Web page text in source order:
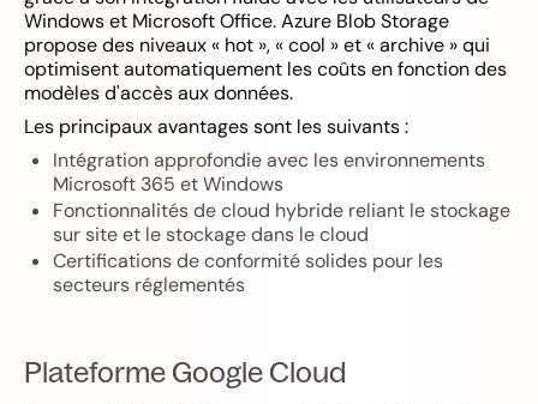
Windows et Microsoft Office. Azure Blob Storage
propose des niveaux « hot », « cool » et « archive » qui
optimisent automatiquement les coûts en fonction des
modèles d'accès aux données.
Les principaux avantages sont les suivants :
Intégration approfondie avec les environnements
Microsoft 365 et Windows
Fonctionnalités de cloud hybride reliant le stockage
sur site et le stockage dans le cloud
Certifications de conformité solides pour les
secteurs réglementés
Plateforme Google Cloud